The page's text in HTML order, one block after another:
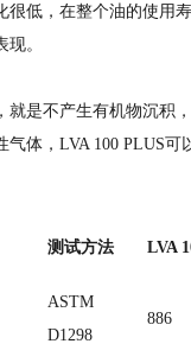
很低，在整个油的使用
。
就是不产生有机物沉积
体，LVA 100 PLUS可
测试方法 LVA
ASTM
D1298
886